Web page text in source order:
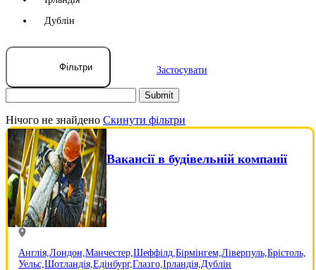
Дублін
Фільтри Застосувати
Нічого не знайдено Скинути фільтри
Вакансії в будівельній компанії
Англія, Лондон, Манчестер, Шеффілд, Бірмінгем, Ліверпуль, Брістоль,
Уельс, Шотландія, Едінбург,Глазго, Ірландія, Дублін